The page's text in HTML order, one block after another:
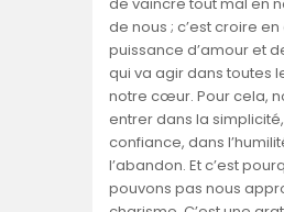
de vaincre tout mal en
de nous ; c’est croire
puissance d’amour et
qui va agir dans toutes
notre cœur. Pour cela,
entrer dans la
confiance, dans
l’abandon. Et c’est
pouvons pas nous